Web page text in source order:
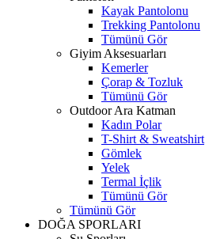
Kayak Pantolonu
Trekking Pantolonu
Tümünü Gör
Giyim Aksesuarları
Kemerler
Çorap & Tozluk
Tümünü Gör
Outdoor Ara Katman
Kadın Polar
T-Shirt & Sweatshirt
Gömlek
Yelek
Termal İçlik
Tümünü Gör
Tümünü Gör
DOĞA SPORLARI